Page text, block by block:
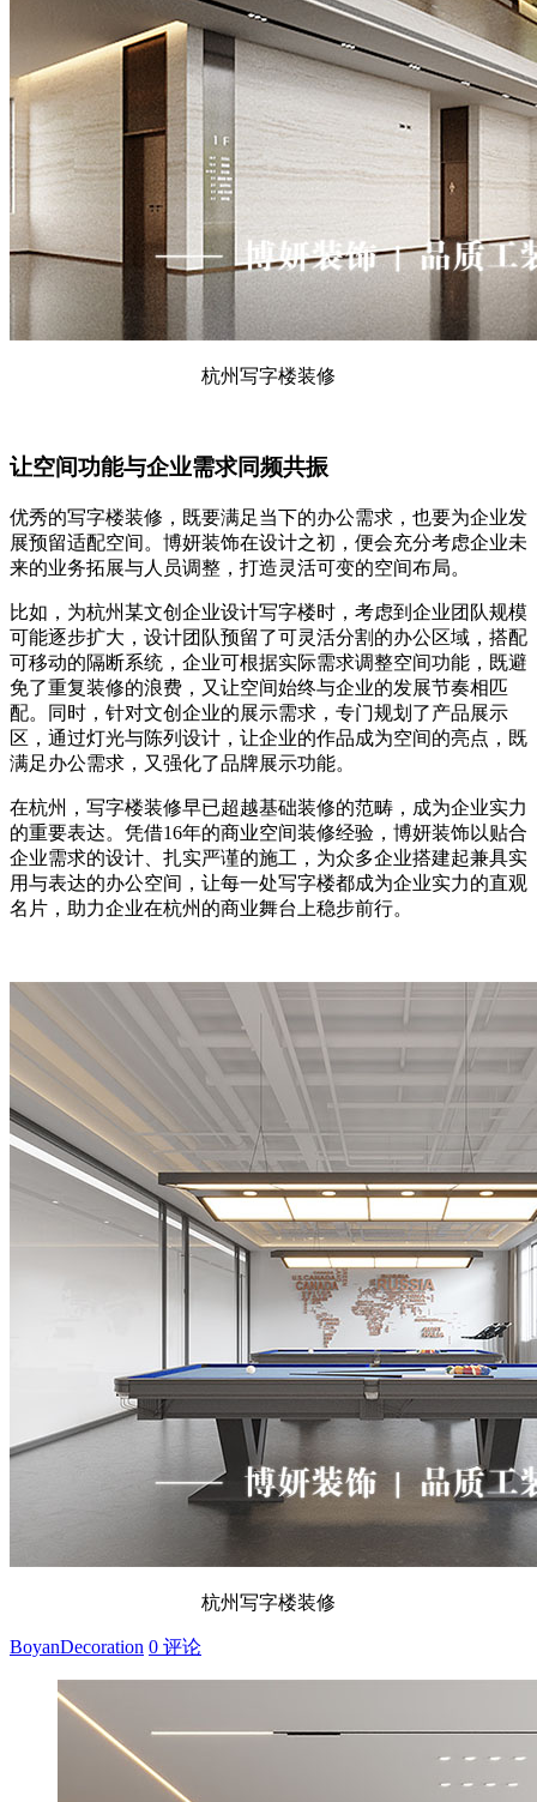
杭州写字楼装修
让空间功能与企业需求同频共振
优秀的写字楼装修，既要满足当下的办公需求，也要为企业发
展预留适配空间。博妍装饰在设计之初，便会充分考虑企业未
来的业务拓展与人员调整，打造灵活可变的空间布局。
比如，为杭州某文创企业设计写字楼时，考虑到企业团队规模
可能逐步扩大，设计团队预留了可灵活分割的办公区域，搭配
可移动的隔断系统，企业可根据实际需求调整空间功能，既避
免了重复装修的浪费，又让空间始终与企业的发展节奏相匹
配。同时，针对文创企业的展示需求，专门规划了产品展示
区，通过灯光与陈列设计，让企业的作品成为空间的亮点，既
满足办公需求，又强化了品牌展示功能。
在杭州，写字楼装修早已超越基础装修的范畴，成为企业实力
的重要表达。凭借16年的商业空间装修经验，博妍装饰以贴合
企业需求的设计、扎实严谨的施工，为众多企业搭建起兼具实
用与表达的办公空间，让每一处写字楼都成为企业实力的直观
名片，助力企业在杭州的商业舞台上稳步前行。
杭州写字楼装修
BoyanDecoration 0 评论